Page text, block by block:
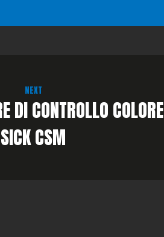
NEXT
DI CONTROLLO COLORE
SICK CSM